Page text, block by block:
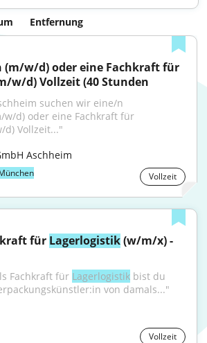
Entfernung
w/d) Vollzeit (40 Stunden
suchen wir eine/n
d) Vollzeit..."
Aschheim
Vollzeit
für Lagerlogistik (w/m/x) -
Fachkraft für Lagerlogistik bist du
von damals..."
Vollzeit